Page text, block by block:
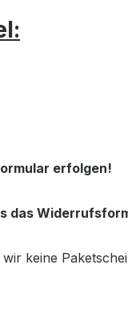
erfolgen!
das
keine